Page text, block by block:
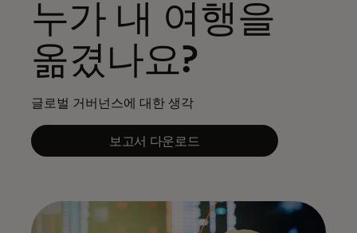
뉴스 & 인사이트
누가 내 여행을
옮겼나요?
글로벌 거버넌스에 대한 생각
보고서 다운로드